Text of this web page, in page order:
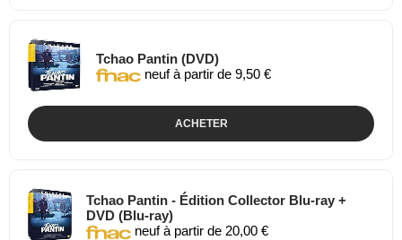
Tchao Pantin (DVD)
neuf à partir de 9,50 €
ACHETER
Tchao Pantin - Édition Collector Blu-ray +
DVD (Blu-ray)
neuf à partir de 20,00 €